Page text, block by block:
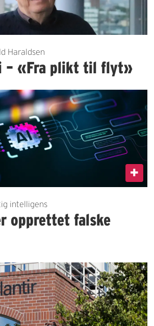
Haraldsen
– «Fra plikt til flyt»
intelligens
opprettet falske